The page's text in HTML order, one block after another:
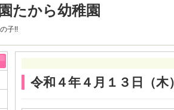
たから幼稚園
子!!
令和４年４月１３日（木